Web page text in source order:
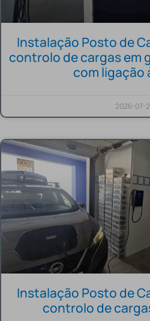
Instalação Posto de
controlo de cargas em
com ligação
2026-07-
Instalação Posto de
controlo de